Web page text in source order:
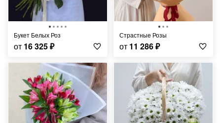
Букет Белых Роз
от 16 325₽
Страстные Розы
от 11 286₽